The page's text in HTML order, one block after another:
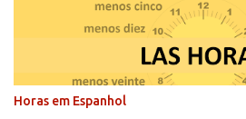
Horas em Espanhol